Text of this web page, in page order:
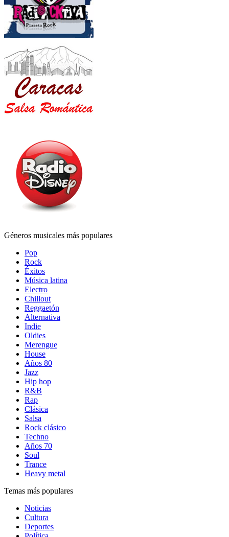
Géneros musicales más populares
Pop
Rock
Éxitos
Música latina
Electro
Chillout
Reggaetón
Alternativa
Indie
Oldies
Merengue
House
Años 80
Jazz
Hip hop
R&B
Rap
Clásica
Salsa
Rock clásico
Techno
Años 70
Soul
Trance
Heavy metal
Temas más populares
Noticias
Cultura
Deportes